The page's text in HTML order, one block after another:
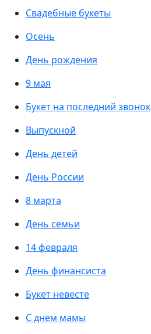
Свадебные букеты
Осень
День рождения
9 мая
Букет на последний звонок
Выпускной
День детей
День России
8 марта
День семьи
14 февраля
День финансиста
Букет невесте
С днем мамы